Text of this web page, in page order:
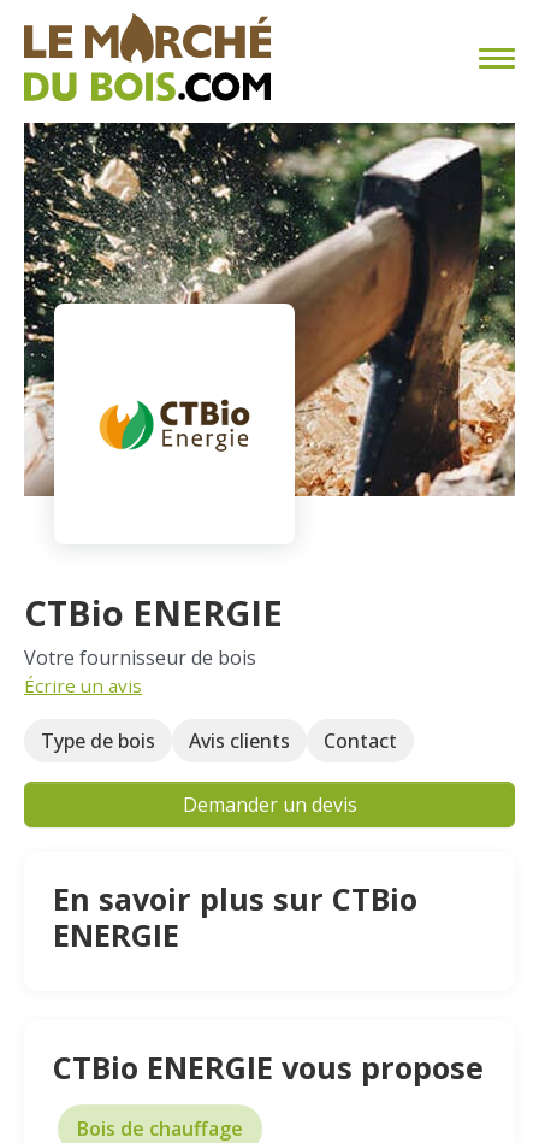
CHAUFFAGE AU BOIS
FAQ
CALCULER SA CONSOMMATION
TROUVER SON FOURNISSEUR
BLOG
ESPACE PRO
CTBio ENERGIE
Votre fournisseur de bois
Écrire un avis
Type de bois Avis clients Contact
Demander un devis
En savoir plus sur CTBio
ENERGIE
CTBio ENERGIE vous propose
Bois de chauffage